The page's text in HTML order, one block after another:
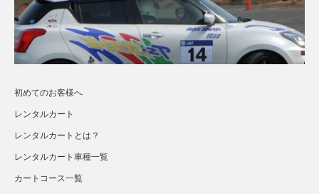
初めてのお客様へ
レンタルカート
レンタルカートとは？
レンタルカート車種一覧
カートコース一覧